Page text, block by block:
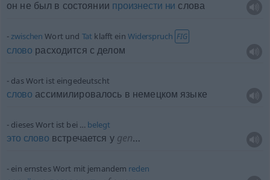
он не был в состоянии произнести ни слова
zwischen Wort und Tat klafft ein Widerspruch FIG
слово расходится с делом
das Wort ist eingedeutscht
слово ассимилировалось в немецком языке
dieses Wort ist bei … belegt
это слово встречается уgen…
ein ernstes Wort mit jemandem reden